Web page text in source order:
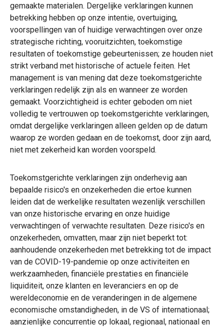
gemaakte materialen. Dergelijke verklaringen kunnen
betrekking hebben op onze intentie, overtuiging,
voorspellingen van of huidige verwachtingen over onze
strategische richting, vooruitzichten, toekomstige
resultaten of toekomstige gebeurtenissen; ze houden niet
strikt verband met historische of actuele feiten. Het
management is van mening dat deze toekomstgerichte
verklaringen redelijk zijn als en wanneer ze worden
gemaakt. Voorzichtigheid is echter geboden om niet
volledig te vertrouwen op toekomstgerichte verklaringen,
omdat dergelijke verklaringen alleen gelden op de datum
waarop ze worden gedaan en de toekomst, door zijn aard,
niet met zekerheid kan worden voorspeld.
Toekomstgerichte verklaringen zijn onderhevig aan
bepaalde risico's en onzekerheden die ertoe kunnen
leiden dat de werkelijke resultaten wezenlijk verschillen
van onze historische ervaring en onze huidige
verwachtingen of verwachte resultaten. Deze risico's en
onzekerheden, omvatten, maar zijn niet beperkt tot:
aanhoudende onzekerheden met betrekking tot de impact
van de COVID-19-pandemie op onze activiteiten en
werkzaamheden, financiële prestaties en financiële
liquiditeit, onze klanten en leveranciers en op de
wereldeconomie en de veranderingen in de algemene
economische omstandigheden, in de VS of internationaal;
aanzienlijke concurrentie op lokaal, regionaal, nationaal en